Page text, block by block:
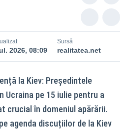
2026, 08:09
Sursă
realitatea.net
la Kiev: Președintele
Ucraina pe 15 iulie pentru a
crucial în domeniul apărării.
agenda discuțiilor de la Kiev